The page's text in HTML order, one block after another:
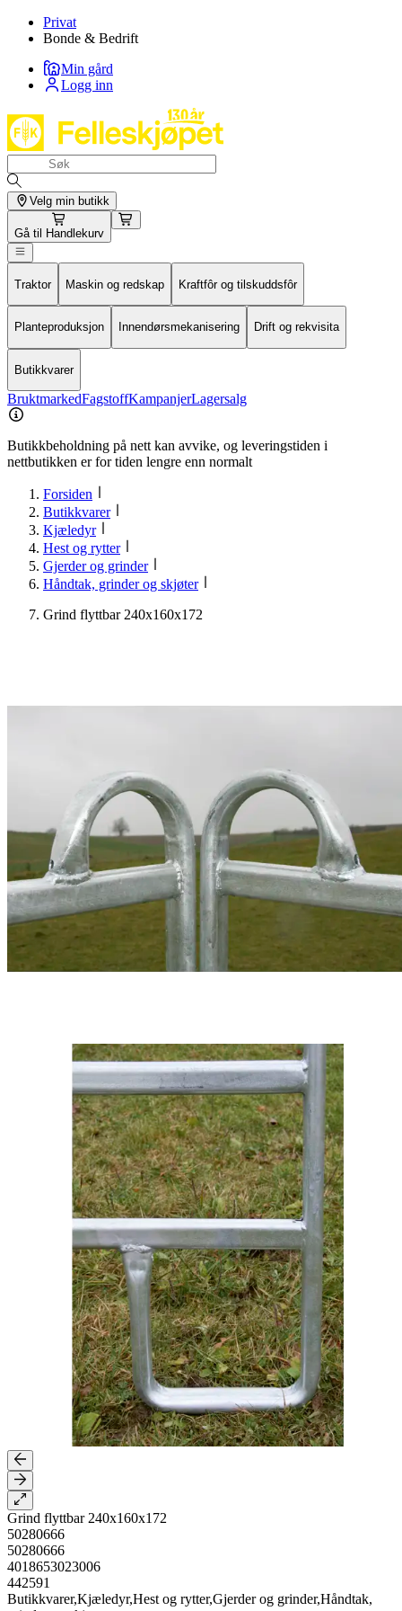
Privat
Bonde & Bedrift
Min gård
Logg inn
Velg min butikk
Gå til Handlekurv
Traktor Maskin og redskap Kraftfôr og tilskuddsfôr
Planteproduksjon Innendørsmekanisering Drift og rekvisita
Butikkvarer
BruktmarkedFagstoffKampanjerLagersalg
Butikkbeholdning på nett kan avvike, og leveringstiden i
nettbutikken er for tiden lengre enn normalt
Forsiden
Butikkvarer
Kjæledyr
Hest og rytter
Gjerder og grinder
Håndtak, grinder og skjøter
Grind flyttbar 240x160x172
Grind flyttbar 240x160x172
50280666
50280666
4018653023006
442591
Butikkvarer,Kjæledyr,Hest og rytter,Gjerder og grinder,Håndtak,